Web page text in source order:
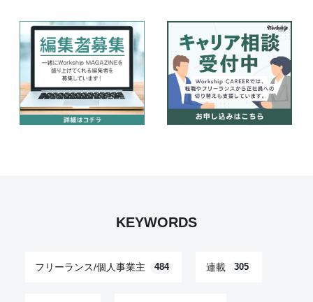
KEYWORDS
フリーランス/個人事業主 484 連載 305